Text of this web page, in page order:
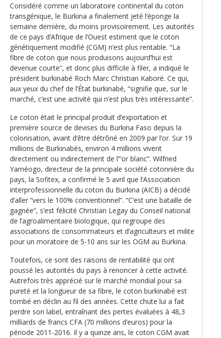
Considéré comme un laboratoire continental du coton
transgénique, le Burkina a finalement jeté l‘éponge la
semaine dernière, du moins provisoirement. Les autorités
de ce pays d’Afrique de l’Ouest estiment que le coton
génétiquement modifié (CGM) n’est plus rentable. “La
fibre de coton que nous produisons aujourd’hui est
devenue courte”, et donc plus difficile à filer, a indiqué le
président burkinabé Roch Marc Christian Kaboré. Ce qui,
aux yeux du chef de l‘État burkinabé, “signifie que, sur le
marché, c’est une activité qui n’est plus très intéressante”.
Le coton était le principal produit d’exportation et
première source de devises du Burkina Faso depuis la
colonisation, avant d‘être détrôné en 2009 par l’or. Sur 19
millions de Burkinabés, environ 4 millions vivent
directement ou indirectement de l’“or blanc”. Wilfried
Yaméogo, directeur de la principale société cotonnière du
pays, la Sofitex, a confirmé le 5 avril que l’Association
interprofessionnelle du coton du Burkina (AICB) a décidé
d’aller “vers le 100% conventionnel”. “C’est une bataille de
gagnée”, s’est félicité Christian Legay du Conseil national
de l’agroalimentaire biologique, qui regroupe des
associations de consommateurs et d’agriculteurs et milite
pour un moratoire de 5-10 ans sur les OGM au Burkina.
Toutefois, ce sont des raisons de rentabilité qui ont
poussé les autorités du pays à renoncer à cette activité.
Autrefois très apprécié sur le marché mondial pour sa
pureté et la longueur de sa fibre, le coton burkinabé est
tombé en déclin au fil des années. Cette chute lui a fait
perdre son label, entraînant des pertes évaluées à 48,3
milliards de francs CFA (70 millions d’euros) pour la
période 2011-2016. Il y a quinze ans, le coton CGM avait